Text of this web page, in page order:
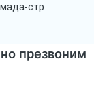
стр
презвоним